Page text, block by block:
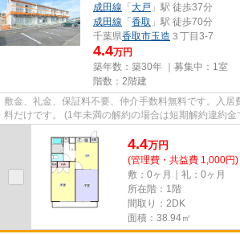
成田線 「 大戸 」駅 徒歩37分
成田線 「 香取 」駅 徒歩70分
千葉県香取市玉造 ３丁目3-7
4.4万円
築年数：築30年 ｜募集中： 1室
階数：2階建
敷金、礼金、保証料不要、仲介手数料無料です。入居
料だけです。 (1年未満の解約の場合は短期解約違約
ます。) 退去時のハウスクリ...
4.4万円
(管理費・共益費 1,000円)
敷：0ヶ月｜礼：0ヶ月
所在階：1階
間取り：2DK
面積：38.94㎡